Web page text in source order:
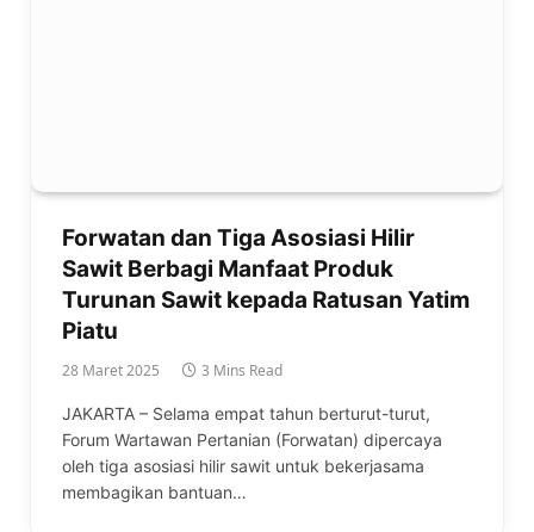
Forwatan dan Tiga Asosiasi Hilir
Sawit Berbagi Manfaat Produk
Turunan Sawit kepada Ratusan Yatim
Piatu
28 Maret 2025 3 Mins Read
JAKARTA – Selama empat tahun berturut-turut,
Forum Wartawan Pertanian (Forwatan) dipercaya
oleh tiga asosiasi hilir sawit untuk bekerjasama
membagikan bantuan…